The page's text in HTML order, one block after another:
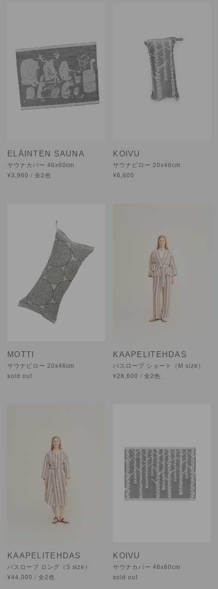
ELÄINTEN SAUNA
サウナカバー 46x60cm
¥3,960 / 全2色
KOIVU
サウナピロー 20x46cm
¥6,600
MOTTI
サウナピロー 20x46cm
sold out
KAAPELITEHDAS
バスローブ ショート（M size）
¥28,600 / 全2色
KAAPELITEHDAS
バスローブ ロング（S size）
¥44,000 / 全2色
KOIVU
サウナカバー 46x60cm
sold out